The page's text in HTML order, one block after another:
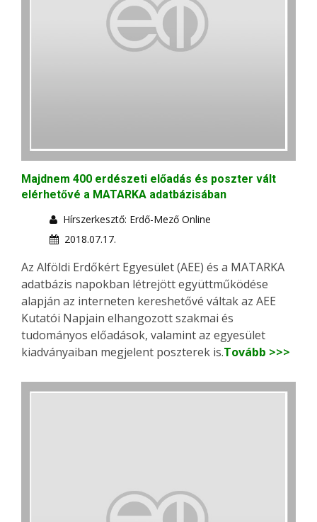
Majdnem 400 erdészeti előadás és poszter vált
elérhetővé a MATARKA adatbázisában
Hírszerkesztő: Erdő-Mező Online
2018.07.17.
Az Alföldi Erdőkért Egyesület (AEE) és a MATARKA
adatbázis napokban létrejött együttműködése
alapján az interneten kereshetővé váltak az AEE
Kutatói Napjain elhangozott szakmai és
tudományos előadások, valamint az egyesület
kiadványaiban megjelent poszterek is.Tovább >>>